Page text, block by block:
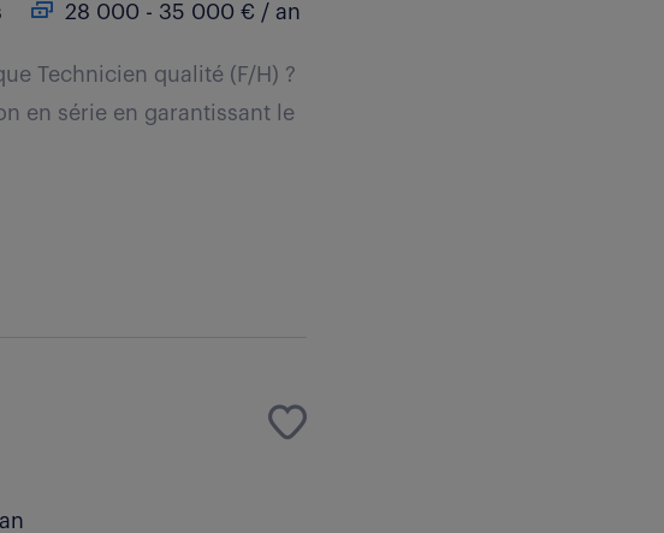
28 000 - 35 000 € / an
Technicien qualité (F/H) ?
en série en garantissant le